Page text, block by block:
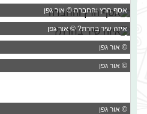
אסף הרץ והחברה © אור גפן
איזה שיר בחרת? © אור גפן
© אור גפן
© אור גפן
© אור גפן